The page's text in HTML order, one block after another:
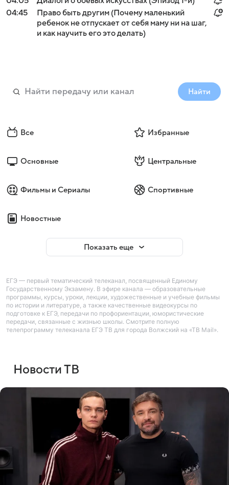
04:45
Право быть другим (Почему маленький
ребенок не отпускает от себя маму ни на шаг,
и как научить его это делать)
Найти
Все Избранные
Основные Центральные
Фильмы и Сериалы Спортивные
Новостные
Показать еще
ЕГЭ — первый тематический телеканал, посвященный Единому
Государственному Экзамену. В эфире канала — образовательные
программы, курсы, уроки, лекции, художественные и учебные фильмы
по истории и литературе, а также качественные видеокурсы по
подготовке к ЕГЭ, передачи по профориентации, юмористические
передачи, связанные с жизнью школы. Смотрите полную
телепрограмму телеканала ЕГЭ ТВ для города Волжский на «ТВ Mail».
Новости ТВ